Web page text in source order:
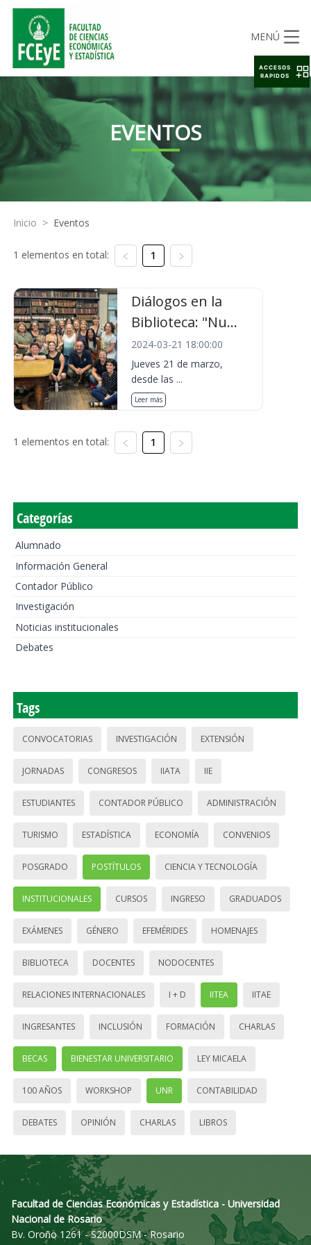
MENÚ
EVENTOS
Inicio > Eventos
1 elementos en total: 1
Diálogos en la
Biblioteca: "Nu...
2024-03-21 18:00:00
Jueves 21 de marzo,
desde las ...
Leer más
1 elementos en total: 1
Categorías
Alumnado
Información General
Contador Público
Investigación
Noticias institucionales
Debates
Tags
CONVOCATORIAS INVESTIGACIÓN EXTENSIÓN
JORNADAS CONGRESOS IIATA IIE
ESTUDIANTES CONTADOR PÚBLICO ADMINISTRACIÓN
TURISMO ESTADÍSTICA ECONOMÍA CONVENIOS
POSGRADO POSTÍTULOS CIENCIA Y TECNOLOGÍA
INSTITUCIONALES CURSOS INGRESO GRADUADOS
EXÁMENES GÉNERO EFEMÉRIDES HOMENAJES
BIBLIOTECA DOCENTES NODOCENTES
RELACIONES INTERNACIONALES I + D IITEA IITAE
INGRESANTES INCLUSIÓN FORMACIÓN CHARLAS
BECAS BIENESTAR UNIVERSITARIO LEY MICAELA
100 AÑOS WORKSHOP UNR CONTABILIDAD
DEBATES OPINIÓN CHARLAS LIBROS
Facultad de Ciencias Económicas y Estadística - Universidad
Nacional de Rosario
Bv. Oroño 1261 - S2000DSM - Rosario
ACCESOS
RAPIDOS